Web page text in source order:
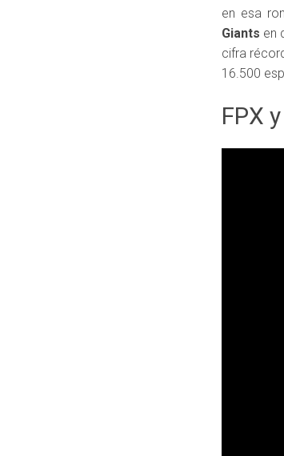
en esa
Giants en
cifra
16.500
FPX